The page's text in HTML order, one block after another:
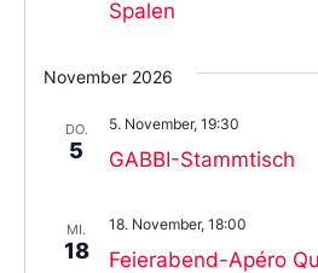
Spalen
November 2026
DO.
5 GABBI-Stammtisch
5. November, 19:30
MI.
18
Feierabend-Apéro
18. November, 18:00